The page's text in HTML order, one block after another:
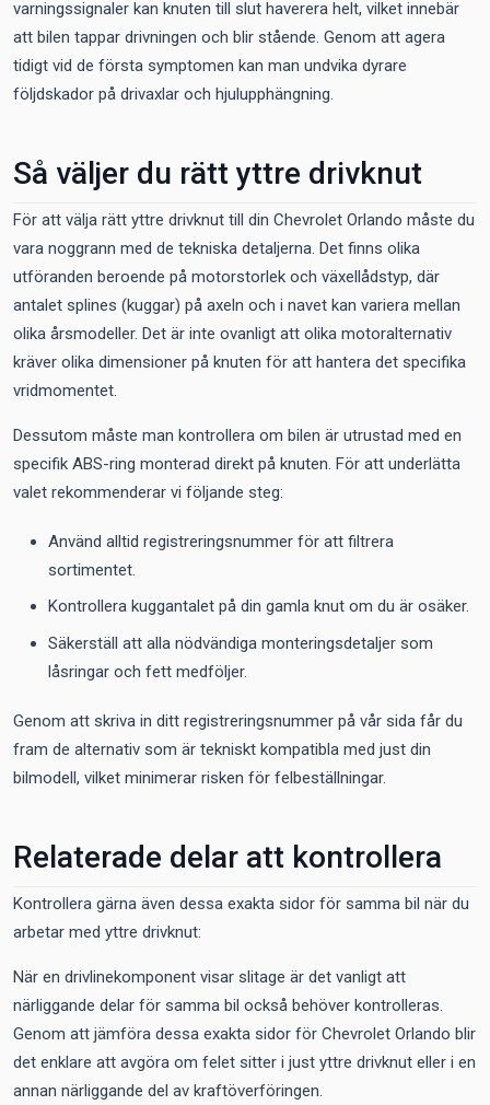
varningssignaler kan knuten till slut haverera helt, vilket innebär
att bilen tappar drivningen och blir stående. Genom att agera
tidigt vid de första symptomen kan man undvika dyrare
följdskador på drivaxlar och hjulupphängning.
Så väljer du rätt yttre drivknut
För att välja rätt yttre drivknut till din Chevrolet Orlando måste du
vara noggrann med de tekniska detaljerna. Det finns olika
utföranden beroende på motorstorlek och växellådstyp, där
antalet splines (kuggar) på axeln och i navet kan variera mellan
olika årsmodeller. Det är inte ovanligt att olika motoralternativ
kräver olika dimensioner på knuten för att hantera det specifika
vridmomentet.
Dessutom måste man kontrollera om bilen är utrustad med en
specifik ABS-ring monterad direkt på knuten. För att underlätta
valet rekommenderar vi följande steg:
Använd alltid registreringsnummer för att filtrera
sortimentet.
Kontrollera kuggantalet på din gamla knut om du är osäker.
Säkerställ att alla nödvändiga monteringsdetaljer som
låsringar och fett medföljer.
Genom att skriva in ditt registreringsnummer på vår sida får du
fram de alternativ som är tekniskt kompatibla med just din
bilmodell, vilket minimerar risken för felbeställningar.
Relaterade delar att kontrollera
Kontrollera gärna även dessa exakta sidor för samma bil när du
arbetar med yttre drivknut:
När en drivlinekomponent visar slitage är det vanligt att
närliggande delar för samma bil också behöver kontrolleras.
Genom att jämföra dessa exakta sidor för Chevrolet Orlando blir
det enklare att avgöra om felet sitter i just yttre drivknut eller i en
annan närliggande del av kraftöverföringen.